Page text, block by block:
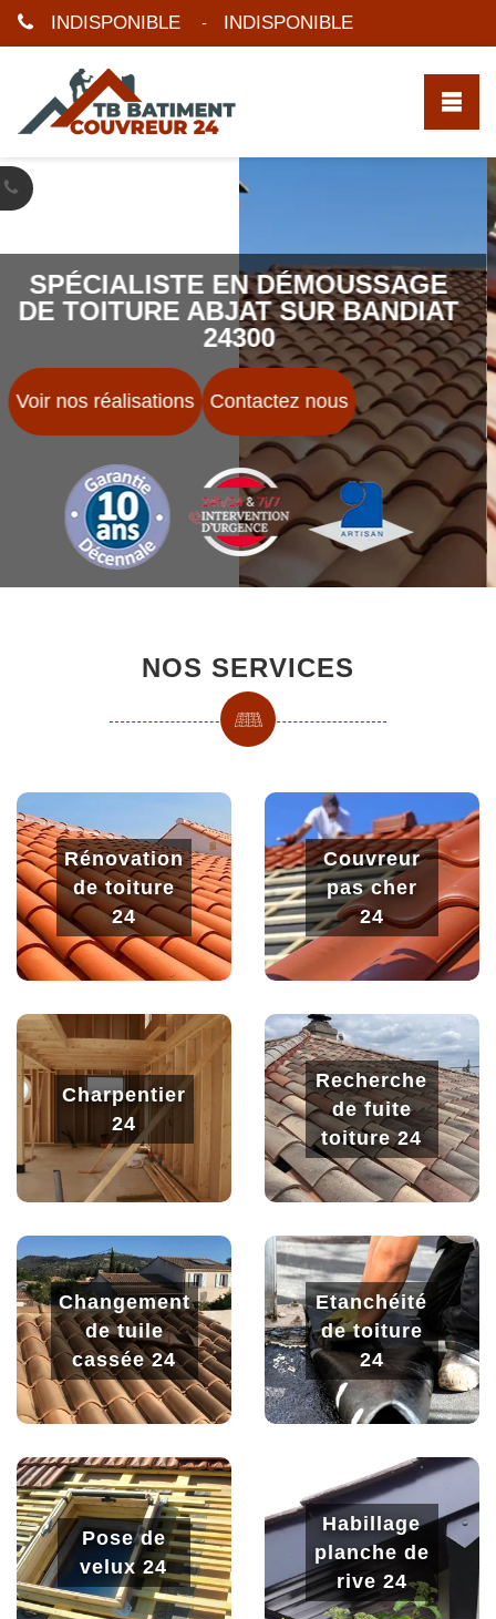
INDISPONIBLE - INDISPONIBLE
SPÉCIALISTE EN DÉMOUSSAGE
DE TOITURE ABJAT SUR BANDIAT
24300
Voir nos réalisations Contactez nous
NOS SERVICES
Rénovation
de toiture
24
Couvreur
pas cher
24
Charpentier
24
Recherche
de fuite
toiture 24
Changement
de tuile
cassée 24
Etanchéité
de toiture
24
Pose de
velux 24
Habillage
planche de
rive 24